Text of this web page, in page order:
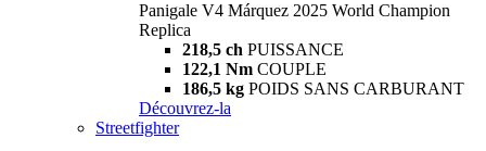
Panigale V4 Márquez 2025 World Champion
Replica
218,5 ch PUISSANCE
122,1 Nm COUPLE
186,5 kg POIDS SANS CARBURANT
Découvrez-la
Streetfighter